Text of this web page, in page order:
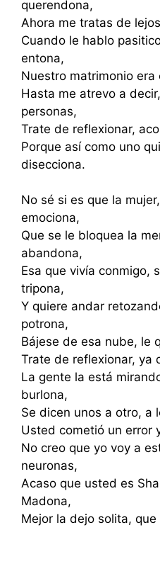
querendona,
Ahora me tratas de
Cuando le hablo
entona,
Nuestro matrimonio
Hasta me atrevo a
personas,
Trate de reflexionar,
Porque así como uno
disecciona.
No sé si es que la
emociona,
Que se le bloquea la
abandona,
Esa que vivía conmigo,
tripona,
Y quiere andar
potrona,
Bájese de esa nube, le
Trate de reflexionar, ya
La gente la está
burlona,
Se dicen unos a otro, a
Usted cometió un error
No creo que yo voy a
neuronas,
Acaso que usted es
Madona,
Mejor la dejo solita,